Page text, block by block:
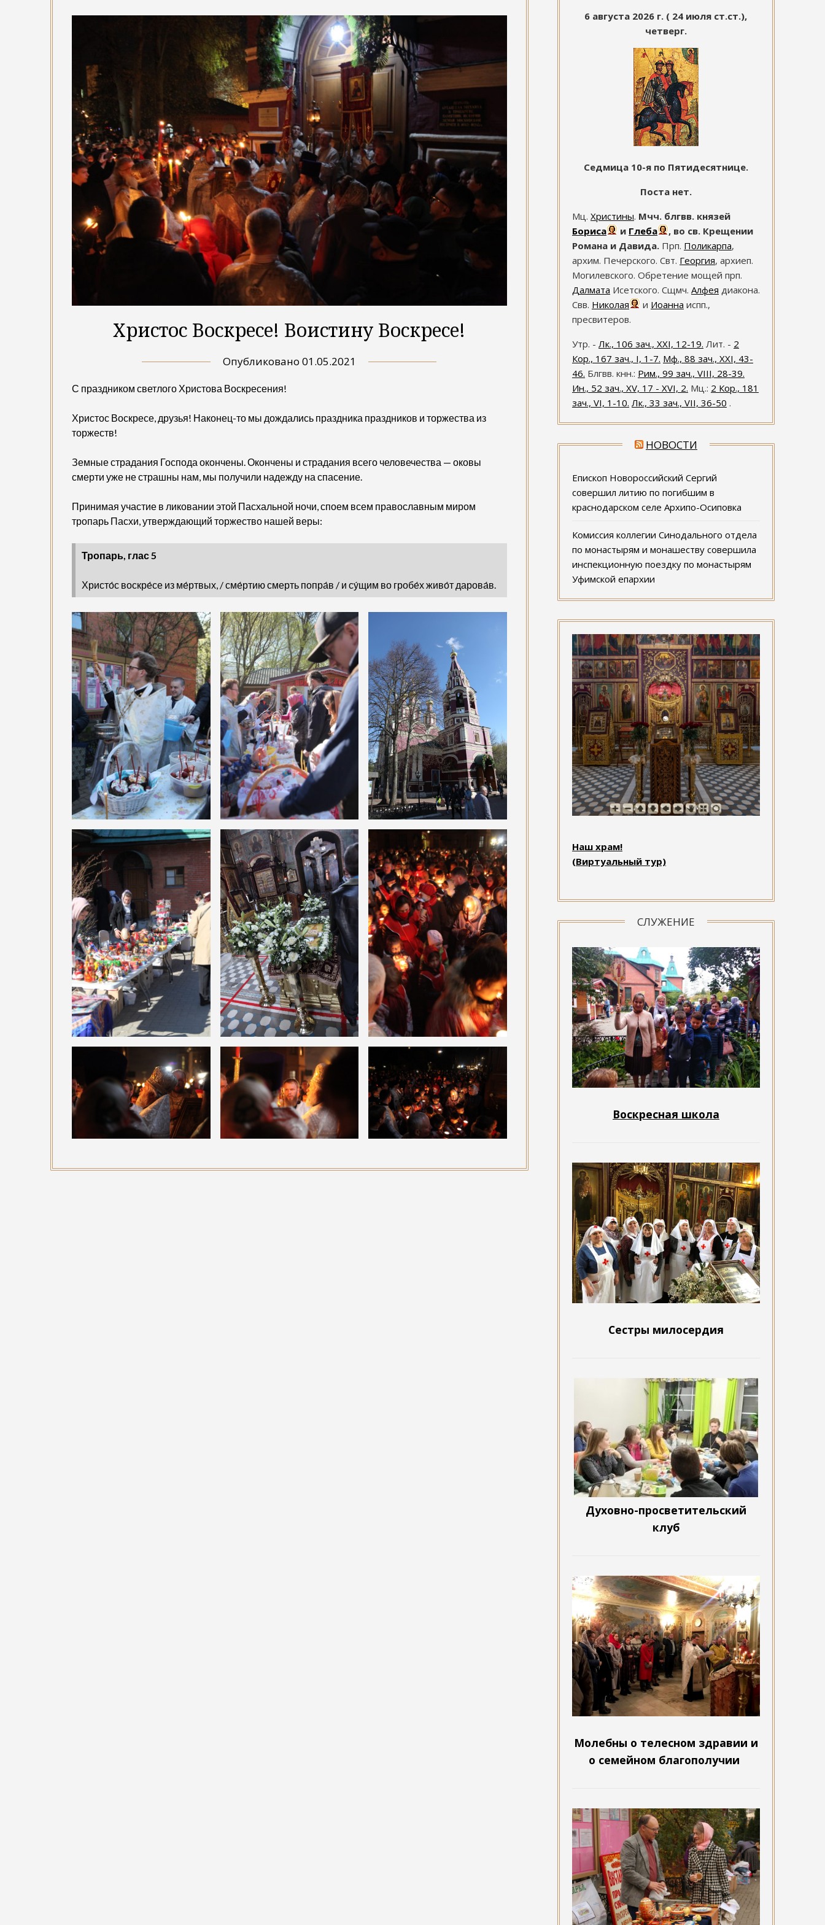
Христос Воскресе! Воистину Воскресе!
Опубликовано 01.05.2021
С праздником светлого Христова Воскресения!
Христос Воскресе, друзья! Наконец-то мы дождались праздника праздников и торжества из
торжеств!
Земные страдания Господа окончены. Окончены и страдания всего человечества — оковы
смерти уже не страшны нам, мы получили надежду на спасение.
Принимая участие в ликовании этой Пасхальной ночи, споем всем православным миром
тропарь Пасхи, утверждающий торжество нашей веры:
Тропарь, глас 5
Христо́с воскре́се из ме́ртвых, / сме́ртию смерть попра́в / и су́щим во гробе́х живо́т дарова́в.
6 августа 2026 г. ( 24 июля ст.ст.),
четверг.
Седмица 10-я по Пятидесятнице.
Поста нет.
Мц. Христины. Мчч. блгвв. князей
Бориса
и Глеба
, во св. Крещении
Романа и Давида.Прп. Поликарпа,
архим. Печерского. Свт. Георгия, архиеп.
Могилевского. Обретение мощей прп.
Далмата Исетского. Сщмч. Алфея диакона.
Свв. Николая и Иоанна испп.,
пресвитеров.
Утр. - Лк., 106 зач., XXI, 12-19. Лит. - 2
Кор., 167 зач., I, 1-7. Мф., 88 зач., XXI, 43-
46. Блгвв. кнн.: Рим., 99 зач., VIII, 28-39.
Ин., 52 зач., XV, 17 - XVI, 2. Мц.: 2 Кор., 181
зач., VI, 1-10. Лк., 33 зач., VII, 36-50 .
НОВОСТИ
Епископ Новороссийский Сергий
совершил литию по погибшим в
краснодарском селе Архипо-Осиповка
Комиссия коллегии Синодального отдела
по монастырям и монашеству совершила
инспекционную поездку по монастырям
Уфимской епархии
Наш храм!
(Виртуальный тур)
СЛУЖЕНИЕ
Воскресная школа
Сестры милосердия
Духовно-просветительский
клуб
Молебны о телесном здравии и
о семейном благополучии